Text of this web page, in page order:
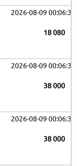
2026-08-09 00:06:32
18 080
2026-08-09 00:06:32
38 000
2026-08-09 00:06:32
38 000